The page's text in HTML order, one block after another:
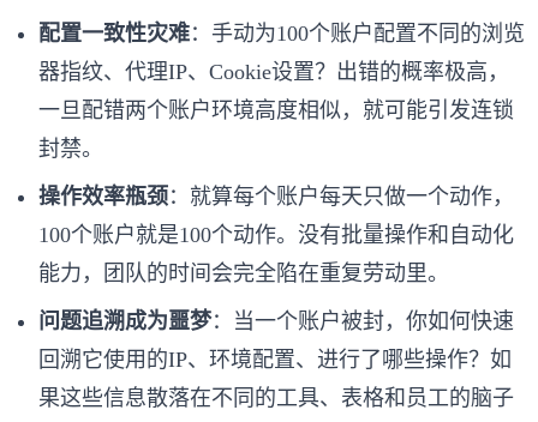
配置一致性灾难：手动为100个账户配置不同的浏览
器指纹、代理IP、Cookie设置？出错的概率极高，
一旦配错两个账户环境高度相似，就可能引发连锁
封禁。
操作效率瓶颈：就算每个账户每天只做一个动作，
100个账户就是100个动作。没有批量操作和自动化
能力，团队的时间会完全陷在重复劳动里。
问题追溯成为噩梦：当一个账户被封，你如何快速
回溯它使用的IP、环境配置、进行了哪些操作？如
果这些信息散落在不同的工具、表格和员工的脑子